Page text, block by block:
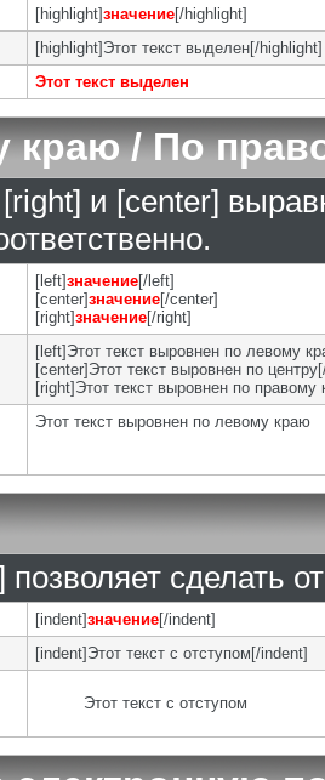
[highlight]значение[/highlight]
[highlight]Этот текст выделен[/highlight]
Этот текст выделен
краю / По
и [center]
[left]значение[/left]
[center]значение[/center]
[right]значение[/right]
[left]Этот текст выровнен по левому
[center]Этот текст выровнен по
[right]Этот текст выровнен по правому
Этот текст выровнен по левому краю
позволяет сделать
[indent]значение[/indent]
[indent]Этот текст с отступом[/indent]
Этот текст с отступом